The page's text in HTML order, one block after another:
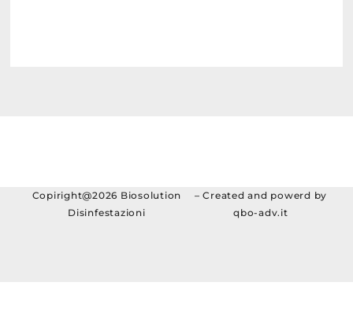
Copiright@2026 Biosolution
Disinfestazioni
– Created and powerd by
qbo-adv.it